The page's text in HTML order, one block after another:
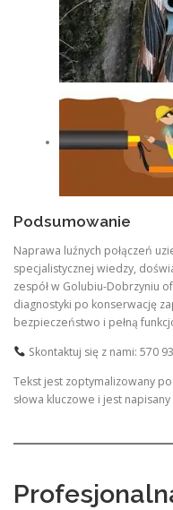
Podsumowanie
Naprawa luźnych połączeń
specjalistycznej wiedzy,
zespół w Golubiu-Dobrzyniu
diagnostyki po konserwację
bezpieczeństwo i pełną
Skontaktuj się z nami: 570
Tekst jest zoptymalizowany
słowa kluczowe i jest